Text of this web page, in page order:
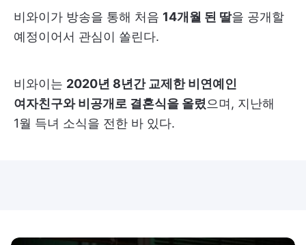
비와이가 방송을 통해 처음 14개월 된 딸을 공개할
예정이어서 관심이 쏠린다.
비와이는 2020년 8년간 교제한 비연예인
여자친구와 비공개로 결혼식을 올렸으며, 지난해
1월 득녀 소식을 전한 바 있다.